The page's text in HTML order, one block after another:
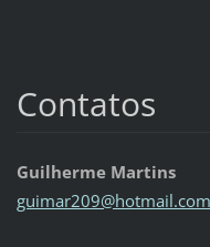
Contatos
Guilherme Martins
guimar209@hotmail.com